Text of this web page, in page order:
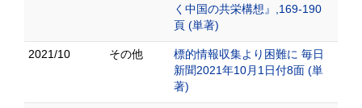
く中国の共栄構想』,169-190
頁 (単著)
2021/10 その他
標的情報収集より困難に 毎日
新聞2021年10月1日付8面 (単
著)